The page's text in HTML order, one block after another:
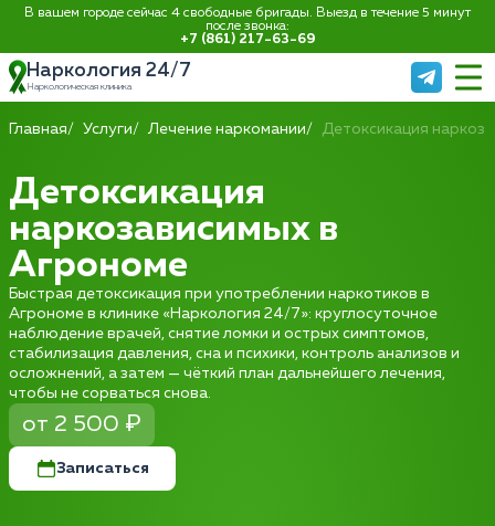
В вашем городе сейчас 4 свободные бригады. Выезд в течение 5 минут
после звонка:
+7 (861) 217-63-69
Наркология 24/7
Наркологическая клиника
Главная Услуги Лечение наркомании Детоксикация
Детоксикация
наркозависимых в
Агрономе
Быстрая детоксикация при употреблении наркотиков в
Агрономе в клинике «Наркология 24/7»: круглосуточное
наблюдение врачей, снятие ломки и острых симптомов,
стабилизация давления, сна и психики, контроль анализов и
осложнений, а затем — чёткий план дальнейшего лечения,
чтобы не сорваться снова.
от 2 500 ₽
Записаться